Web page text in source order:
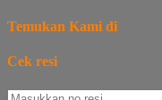
Temukan Kami di
Cek resi